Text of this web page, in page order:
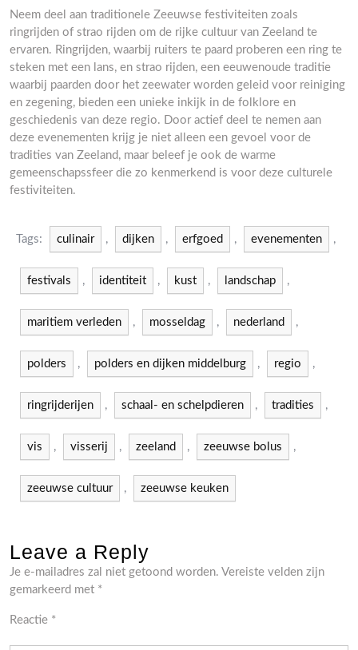
Neem deel aan traditionele Zeeuwse festiviteiten zoals
ringrijden of strao rijden om de rijke cultuur van Zeeland te
ervaren. Ringrijden, waarbij ruiters te paard proberen een ring te
steken met een lans, en strao rijden, een eeuwenoude traditie
waarbij paarden door het zeewater worden geleid voor reiniging
en zegening, bieden een unieke inkijk in de folklore en
geschiedenis van deze regio. Door actief deel te nemen aan
deze evenementen krijg je niet alleen een gevoel voor de
tradities van Zeeland, maar beleef je ook de warme
gemeenschapssfeer die zo kenmerkend is voor deze culturele
festiviteiten.
Tags: culinair , dijken , erfgoed , evenementen ,
festivals , identiteit , kust , landschap ,
maritiem verleden , mosseldag , nederland ,
polders , polders en dijken middelburg , regio ,
ringrijderijen , schaal- en schelpdieren , tradities ,
vis , visserij , zeeland , zeeuwse bolus ,
zeeuwse cultuur , zeeuwse keuken
Leave a Reply
Je e-mailadres zal niet getoond worden. Vereiste velden zijn
gemarkeerd met *
Reactie *